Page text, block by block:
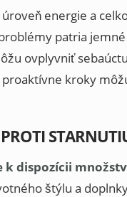
energie a
patria
ovplyvniť
kroky
k dispozícii
štýlu a